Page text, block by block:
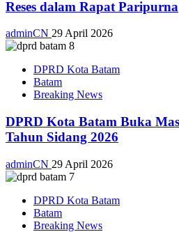
Reses dalam Rapat Paripurna
adminCN 29 April 2026
DPRD Kota Batam
Batam
Breaking News
DPRD Kota Batam Buka
Tahun Sidang 2026
adminCN 29 April 2026
DPRD Kota Batam
Batam
Breaking News